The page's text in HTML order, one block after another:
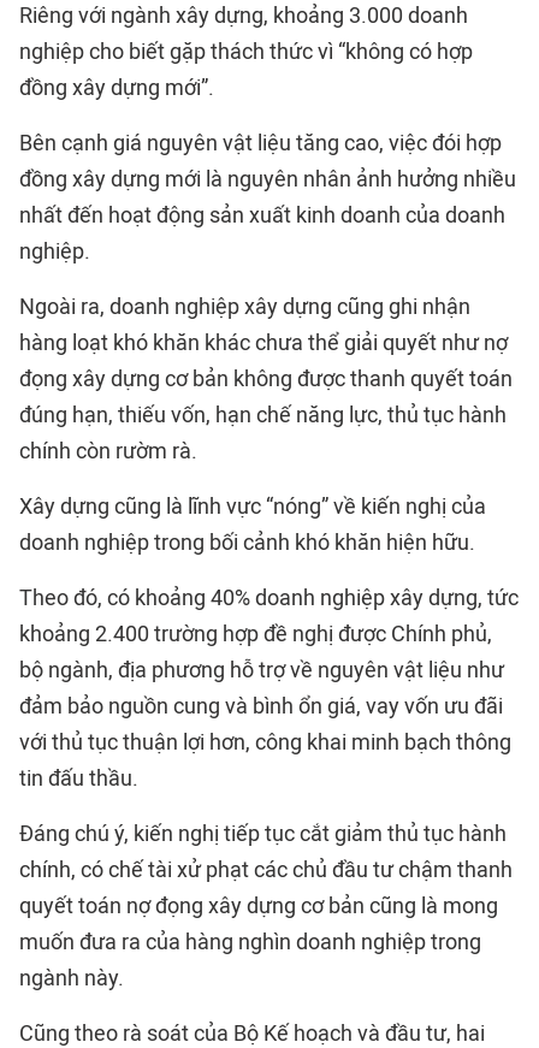
Riêng với ngành xây dựng, khoảng 3.000 doanh
nghiệp cho biết gặp thách thức vì “không có hợp
đồng xây dựng mới”.
Bên cạnh giá nguyên vật liệu tăng cao, việc đói hợp
đồng xây dựng mới là nguyên nhân ảnh hưởng nhiều
nhất đến hoạt động sản xuất kinh doanh của doanh
nghiệp.
Ngoài ra, doanh nghiệp xây dựng cũng ghi nhận
hàng loạt khó khăn khác chưa thể giải quyết như nợ
đọng xây dựng cơ bản không được thanh quyết toán
đúng hạn, thiếu vốn, hạn chế năng lực, thủ tục hành
chính còn rườm rà.
Xây dựng cũng là lĩnh vực “nóng” về kiến nghị của
doanh nghiệp trong bối cảnh khó khăn hiện hữu.
Theo đó, có khoảng 40% doanh nghiệp xây dựng, tức
khoảng 2.400 trường hợp đề nghị được Chính phủ,
bộ ngành, địa phương hỗ trợ về nguyên vật liệu như
đảm bảo nguồn cung và bình ổn giá, vay vốn ưu đãi
với thủ tục thuận lợi hơn, công khai minh bạch thông
tin đấu thầu.
Đáng chú ý, kiến nghị tiếp tục cắt giảm thủ tục hành
chính, có chế tài xử phạt các chủ đầu tư chậm thanh
quyết toán nợ đọng xây dựng cơ bản cũng là mong
muốn đưa ra của hàng nghìn doanh nghiệp trong
ngành này.
Cũng theo rà soát của Bộ Kế hoạch và đầu tư, hai